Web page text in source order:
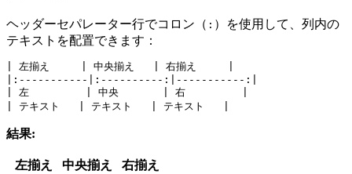
ヘッダーセパレーター行でコロン（ : ）を使用して、列内の
テキストを配置できます：
| 左揃え     | 中央揃え   | 右揃え     |
|:-----------|:----------:|-----------:|
| 左         | 中央       | 右         |
| テキスト   | テキスト   | テキスト   |
結果:
左揃え 中央揃え
右揃え